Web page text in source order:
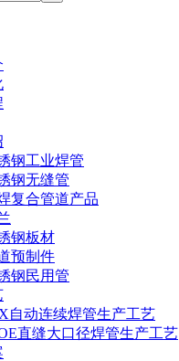
钢工业焊管
钢无缝管
复合管道产品
钢板材
预制件
钢民用管
自动连续焊管生产工艺
直缝大口径焊管生产工艺